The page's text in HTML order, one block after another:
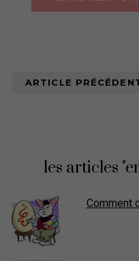
ARTICLE
les articles
Comment